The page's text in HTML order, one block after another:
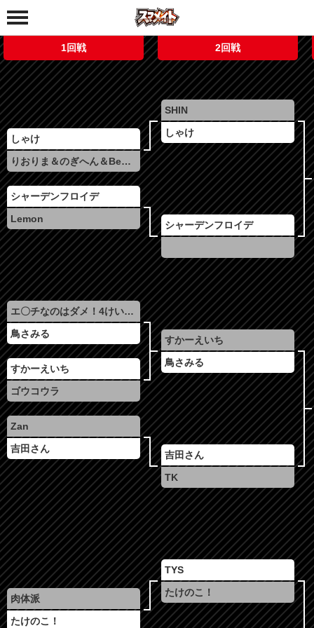
1回戦
しゃけ
りおりま＆のぎへん＆Be＆パピ〆レク
シャーデンフロイデ
Lemon
エ〇チなのはダメ！4けい！꒰ঌ(⸝⸝ↀᯅↀ⸝⸝)໒꒱
鳥さみる
すかーえいち
ゴウコウラ
Zan
吉田さん
肉体派
たけのこ！
2回戦
SHIN
しゃけ
シャーデンフロイデ
すかーえいち
鳥さみる
吉田さん
TK
TYS
たけのこ！